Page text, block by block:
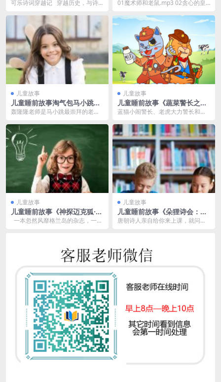
可乐诗词穿越记 穿越历史，与诗
词 真听...
01魔术师和老鼠.mp3 02贪心的皇
...
儿童故事
儿童睡前故事淘气包马小跳系
列《轰隆隆老师》MP3打包下
轰隆隆老师是马小跳最崇拜的老
有许多口袋的衣服，每个...
儿童故事
儿童睡前故事《蔬菜警长之牛
奶神探》MP3免费打包
蓝猫小闹警长、老虎大力警长和三
界——蔬菜镇。原本平...
儿童故事
儿童睡前故事《神探迈克狐·榜
单风云篇》MP3免费打包 多多
一本忽然风靡格兰岛的杂志，一个
儿童故事
儿童睡前故事《朵狸诗会：趣
味唐诗课》MP3免费打包
唐朝诗人亲自给你来上课，就问你